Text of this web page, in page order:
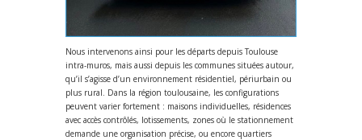
Nous intervenons ainsi pour les départs depuis Toulouse
intra-muros, mais aussi depuis les communes situées autour,
qu’il s’agisse d’un environnement résidentiel, périurbain ou
plus rural. Dans la région toulousaine, les configurations
peuvent varier fortement : maisons individuelles, résidences
avec accès contrôlés, lotissements, zones où le stationnement
demande une organisation précise, ou encore quartiers